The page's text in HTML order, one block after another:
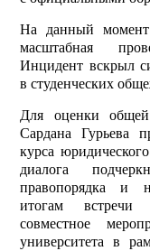
На данный момент
масштабная
Инцидент вскрыл
в студенческих
Для оценки общей
Сардана Гурьева
курса
диалога
правопорядка и
итогам встречи
совместное
университета в